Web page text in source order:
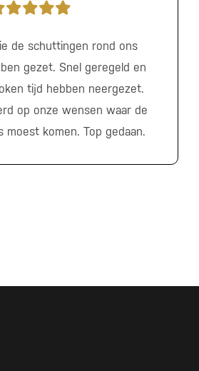
de schuttingen rond ons
gezet. Snel geregeld en
tijd hebben neergezet.
op onze wensen waar de
moest komen. Top gedaan.